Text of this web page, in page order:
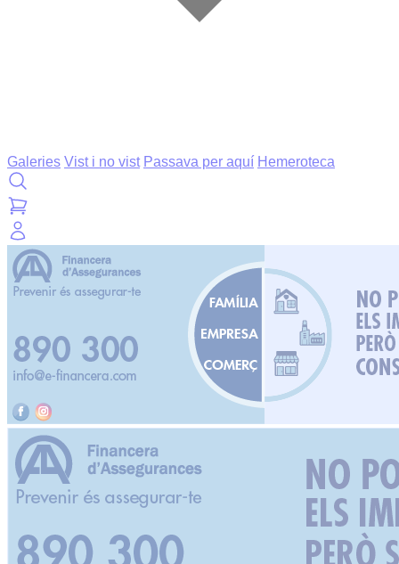
Galeries Vist i no vist Passava per aquí Hemeroteca